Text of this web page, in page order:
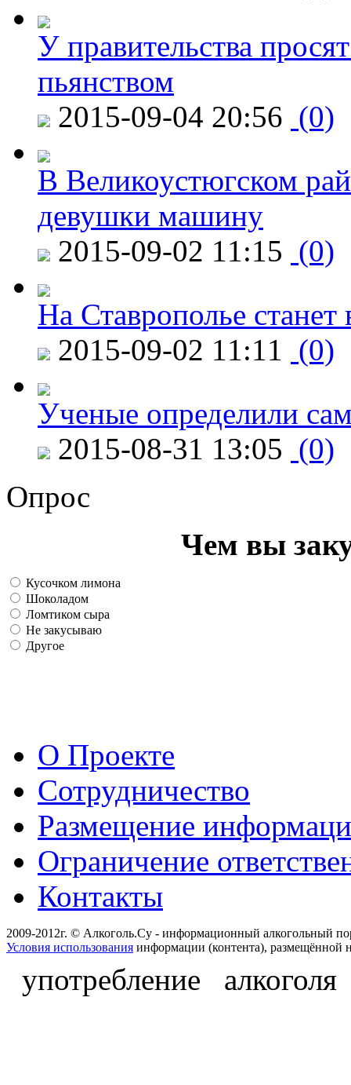
У правительства
пьянством
2015-09-04 20:56 (0)
В Великоустюгском
девушки машину
2015-09-02 11:15 (0)
На Ставрополье
2015-09-02 11:11 (0)
Ученые определили
2015-08-31 13:05 (0)
Опрос
Чем вы
Кусочком лимона
Шоколадом
Ломтиком сыра
Не закусываю
Другое
О Проекте
Сотрудничество
Размещение
Ограничение
Контакты
2009-2012г. © Алкоголь.Су - информационный алкогольный
Условия использования информации (контента), размещённой
употребление